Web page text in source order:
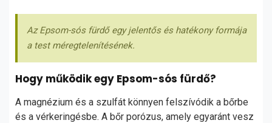
Az Epsom-sós fürdő egy jelentős és hatékony formája
a test méregtelenítésének.
Hogy működik egy Epsom-sós fürdő?
A magnézium és a szulfát könnyen felszívódik a bőrbe
és a vérkeringésbe. A bőr porózus, amely egyaránt vesz